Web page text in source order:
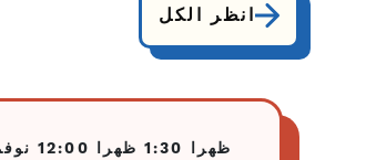
انظر الكل
4 12:00 ظهرا 1:30 ظهرا